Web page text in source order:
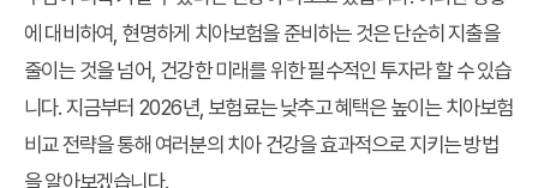
에 대비하여, 현명하게 치아보험을 준비하는 것은 단순히 지출을
줄이는 것을 넘어, 건강한 미래를 위한 필수적인 투자라 할 수 있습
니다. 지금부터 2026년, 보험료는 낮추고 혜택은 높이는 치아보험
비교 전략을 통해 여러분의 치아 건강을 효과적으로 지키는 방법
을 알아보겠습니다.